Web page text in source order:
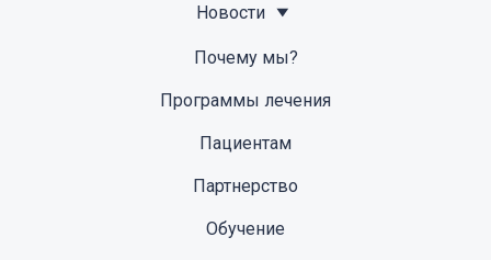
Новости
Почему мы?
Программы лечения
Пациентам
Партнерство
Обучение